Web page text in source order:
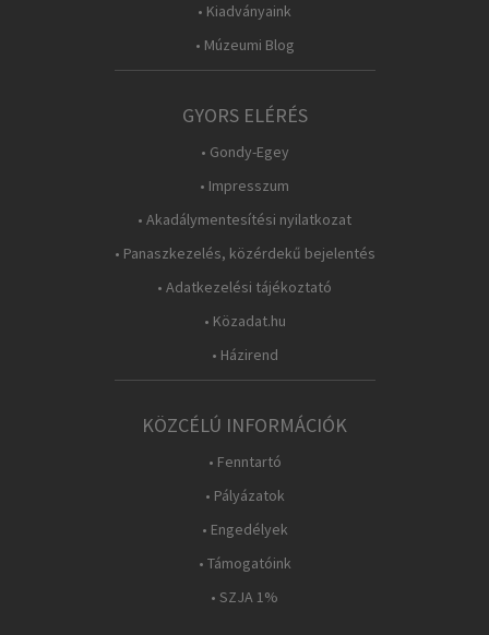
• Kiadványaink
• Múzeumi Blog
GYORS ELÉRÉS
• Gondy-Egey
• Impresszum
• Akadálymentesítési nyilatkozat
• Panaszkezelés, közérdekű bejelentés
• Adatkezelési tájékoztató
• Közadat.hu
• Házirend
KÖZCÉLÚ INFORMÁCIÓK
• Fenntartó
• Pályázatok
• Engedélyek
• Támogatóink
• SZJA 1%